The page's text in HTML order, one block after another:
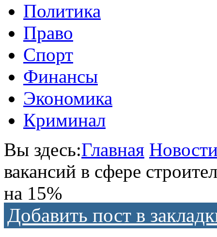
Политика
Право
Спорт
Финансы
Экономика
Криминал
Вы здесь:Главная
вакансий в сфере
на 15%
Добавить пост в